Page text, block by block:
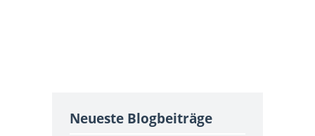
Neueste Blogbeiträge